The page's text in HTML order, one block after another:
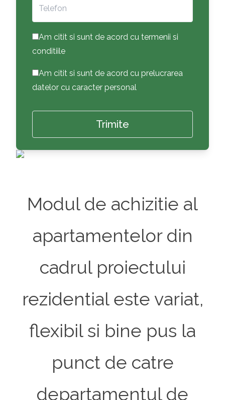
Am citit si sunt de acord cu termenii si
conditiile
Am citit si sunt de acord cu prelucrarea
datelor cu caracter personal
Modul de achizitie al
apartamentelor din
cadrul proiectului
rezidential este variat,
flexibil si bine pus la
punct de catre
departamentul de